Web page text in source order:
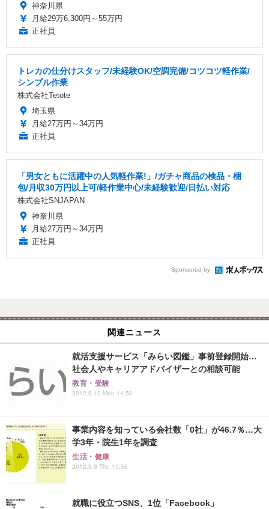
神奈川県
月給29万6,300円～55万円
正社員
トレカの仕分けスタッフ/未経験OK/空調完備/コツコツ軽作業/
シンプル作業
株式会社Tetote
埼玉県
月給27万円～34万円
正社員
「男女ともに活躍中の人気軽作業!」/ガチャ商品の検品・梱
包/月収30万円以上可/軽作業中心/未経験歓迎/日払い対応
株式会社SNJAPAN
神奈川県
月給27万円～34万円
正社員
Sponsored by
関連ニュース
就活支援サービス「みらい図鑑」事前登録開始…
社会人やキャリアアドバイザーとの相談可能
教育・受験
2012.9.10 Mon 14:50
事業内容を知っている会社数「0社」が46.7％…大
学3年・院生1年を調査
生活・健康
2012.9.6 Thu 15:56
就職に役立つSNS、1位「Facebook」